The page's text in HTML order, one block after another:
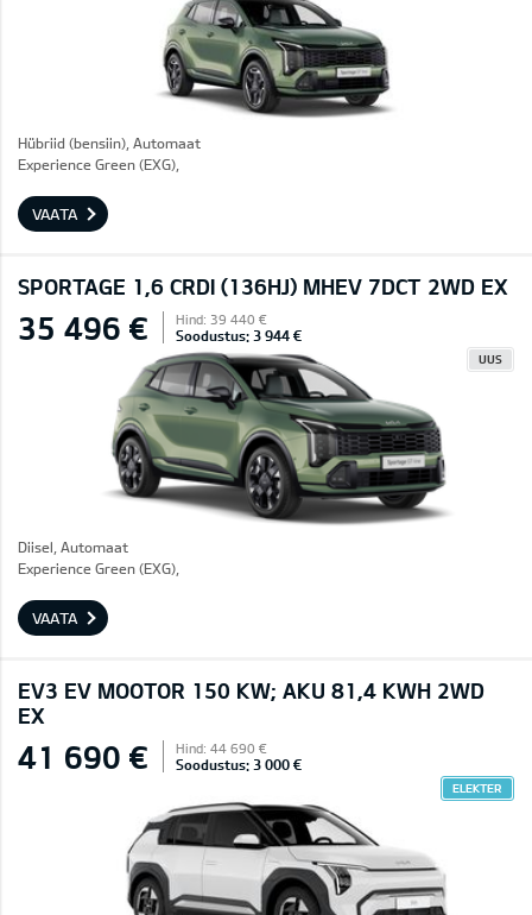
Hübriid (bensiin), Automaat
Experience Green (EXG),
VAATA
SPORTAGE 1,6 CRDI (136HJ) MHEV 7DCT 2WD EX
35 496 € Hind: 39 440 €
Soodustus: 3 944 €
UUS
Diisel, Automaat
Experience Green (EXG),
VAATA
EV3 EV MOOTOR 150 KW; AKU 81,4 KWH 2WD
EX
41 690 € Hind: 44 690 €
Soodustus: 3 000 €
ELEKTER